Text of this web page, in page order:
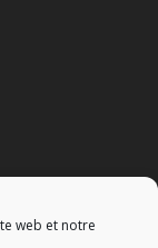
web et notre
Centre